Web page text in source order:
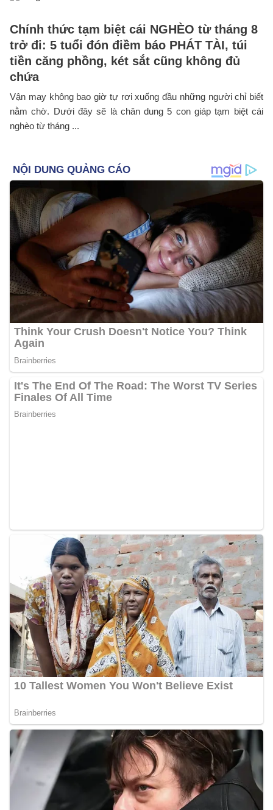
Chính thức tạm biệt cái NGHÈO từ tháng 8
trở đi: 5 tuổi đón điềm báo PHÁT TÀI, túi
tiền căng phồng, két sắt cũng không đủ
chứa
Vận may không bao giờ tự rơi xuống đầu những người chỉ biết
nằm chờ. Dưới đây sẽ là chân dung 5 con giáp tạm biệt cái
nghèo từ tháng ...